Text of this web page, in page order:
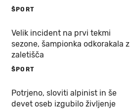
ŠPORT
Velik incident na prvi tekmi
sezone, šampionka odkorakala z
zaletišča
ŠPORT
Potrjeno, sloviti alpinist in še
devet oseb izgubilo življenje